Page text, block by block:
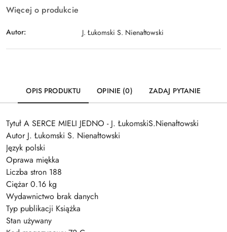
Więcej o produkcie
Autor: J. Łukomski S. Nienałtowski
OPIS PRODUKTU OPINIE (0) ZADAJ PYTANIE
Tytuł A SERCE MIELI JEDNO - J. ŁukomskiS.Nienałtowski
Autor J. Łukomski S. Nienałtowski
Język polski
Oprawa miękka
Liczba stron 188
Ciężar 0.16 kg
Wydawnictwo brak danych
Typ publikacji Książka
Stan używany